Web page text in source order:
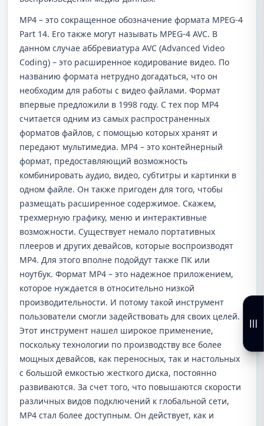
MP4 – это сокращенное обозначение формата MPEG-4
Part 14. Его также могут называть MPEG-4 AVC. В
данном случае аббревиатура AVC (Advanced Video
Coding) – это расширенное кодирование видео. По
названию формата нетрудно догадаться, что он
необходим для работы с видео файлами. Формат
впервые предложили в 1998 году. С тех пор MP4
считается одним из самых распространенных
форматов файлов, с помощью которых хранят и
передают мультимедиа. MP4 – это контейнерный
формат, предоставляющий возможность
комбинировать аудио, видео, субтитры и картинки в
одном файле. Он также пригоден для того, чтобы
размещать расширенное содержимое. Скажем,
трехмерную графику, меню и интерактивные
возможности. Существует немало портативных
плееров и других девайсов, которые воспроизводят
MP4. Для этого вполне подойдут также ПК или
ноутбук. Формат MP4 – это надежное приложением,
которое нуждается в относительно низкой
производительности. И потому такой инструмент
пользователи смогли задействовать для своих целей.
Этот инструмент нашел широкое применение,
поскольку технологии по производству все более
мощных девайсов, как переносных, так и настольных
с большой емкостью жесткого диска, постоянно
развиваются. За счет того, что повышаются скорости
различных видов подключений к глобальной сети,
MP4 стал более доступным. Он действует, как и